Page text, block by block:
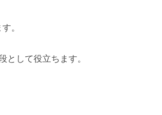
。
として役立ちます。